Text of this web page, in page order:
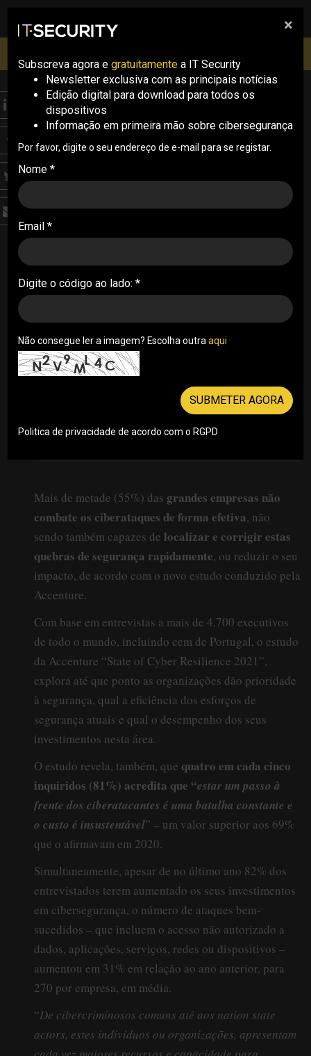
pesquisa
Inscrições abertas
ANALYSIS
Estudo indica que
organizações não têm
defesa efetiva contra
ciberataques
O relatório State of Cyber Resilience, da
22/02/2022
Mais de metade (55%) das grandes empresas não
combate os ciberataques de forma efetiva, não
sendo também capazes de localizar e corrigir estas
quebras de segurança rapidamente, ou reduzir o seu
impacto, de acordo com o novo estudo conduzido pela
Accenture.
Com base em entrevistas a mais de 4.700 executivos
de todo o mundo, incluindo cem de Portugal, o estudo
da Accenture “State of Cyber Resilience 2021”,
explora até que ponto as organizações dão prioridade
à segurança, qual a eficiência dos esforços de
segurança atuais e qual o desempenho dos seus
investimentos nesta área.
O estudo revela, também, que quatro em cada cinco
inquiridos (81%) acredita que “estar um passo à
frente dos ciberatacantes é uma batalha constante e
o custo é insustentável” – um valor superior aos 69%
que o afirmavam em 2020.
Simultaneamente, apesar de no último ano 82% dos
entrevistados terem aumentado os seus investimentos
em cibersegurança, o número de ataques bem-
sucedidos – que incluem o acesso não autorizado a
dados, aplicações, serviços, redes ou dispositivos –
aumentou em 31% em relação ao ano anterior, para
270 por empresa, em média.
“De cibercriminosos comuns até aos nation state
actors, estes indivíduos ou organizações, apresentam
×
Subscreva agora e gratuitamente a IT Security
Newsletter exclusiva com as principais notícias
Edição digital para download para todos os
dispositivos
Informação em primeira mão sobre cibersegurança
Por favor, digite o seu endereço de e-mail para se registar.
Nome *
Email *
Digite o código ao lado: *
Não consegue ler a imagem? Escolha outra aqui
SUBMETER AGORA
Politica de privacidade de acordo com o RGPD